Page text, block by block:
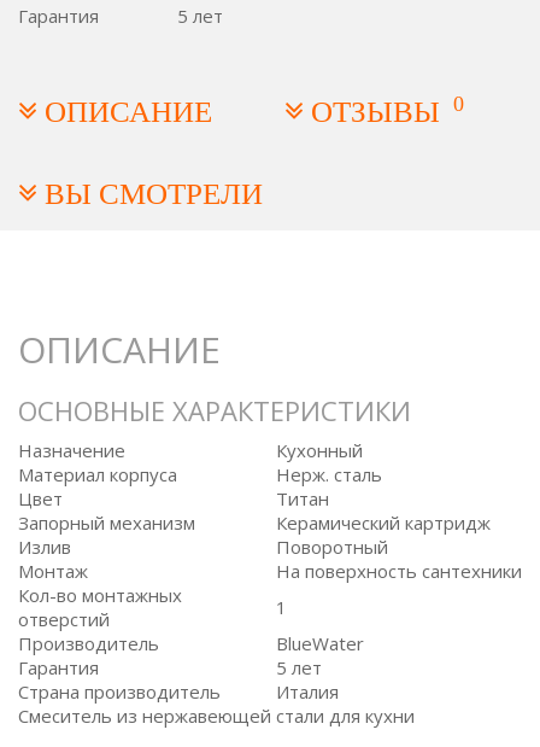
Гарантия
5 лет
ОПИСАНИЕ ОТЗЫВЫ 0
ВЫ СМОТРЕЛИ
ОПИСАНИЕ
ОСНОВНЫЕ ХАРАКТЕРИСТИКИ
Назначение
Кухонный
Материал корпуса
Нерж. сталь
Цвет
Титан
Запорный механизм
Керамический картридж
Излив
Поворотный
Монтаж
На поверхность сантехники
Кол-во монтажных
отверстий
1
Производитель
BlueWater
Гарантия
5 лет
Страна производитель
Италия
Смеситель из нержавеющей стали для кухни